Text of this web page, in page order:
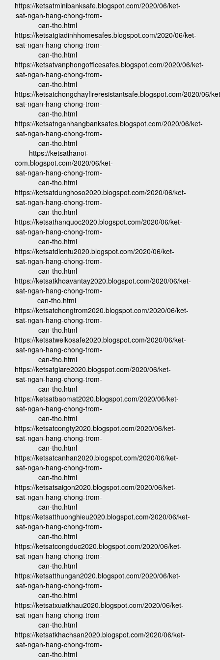
https://ketsatminibanksafe.blogspot.com/2020/06/ket-
sat-ngan-hang-chong-trom-
can-tho.html
https://ketsatgiadinhhomesafes.blogspot.com/2020/06/ket-
sat-ngan-hang-chong-trom-
can-tho.html
https://ketsatvanphongofficesafes.blogspot.com/2020/06/ket-
sat-ngan-hang-chong-trom-
can-tho.html
https://ketsatchongchayfireresistantsafe.blogspot.com/2020/06/
sat-ngan-hang-chong-trom-
can-tho.html
https://ketsatnganhangbanksafes.blogspot.com/2020/06/ket-
sat-ngan-hang-chong-trom-
can-tho.html
https://ketsathanoi-
com.blogspot.com/2020/06/ket-
sat-ngan-hang-chong-trom-
can-tho.html
https://ketsatdunghoso2020.blogspot.com/2020/06/ket-
sat-ngan-hang-chong-trom-
can-tho.html
https://ketsathanquoc2020.blogspot.com/2020/06/ket-
sat-ngan-hang-chong-trom-
can-tho.html
https://ketsatdientu2020.blogspot.com/2020/06/ket-
sat-ngan-hang-chong-trom-
can-tho.html
https://ketsatkhoavantay2020.blogspot.com/2020/06/ket-
sat-ngan-hang-chong-trom-
can-tho.html
https://ketsatchongtrom2020.blogspot.com/2020/06/ket-
sat-ngan-hang-chong-trom-
can-tho.html
https://ketsatwelkosafe2020.blogspot.com/2020/06/ket-
sat-ngan-hang-chong-trom-
can-tho.html
https://ketsatgiare2020.blogspot.com/2020/06/ket-
sat-ngan-hang-chong-trom-
can-tho.html
https://ketsatbaomat2020.blogspot.com/2020/06/ket-
sat-ngan-hang-chong-trom-
can-tho.html
https://ketsatcongty2020.blogspot.com/2020/06/ket-
sat-ngan-hang-chong-trom-
can-tho.html
https://ketsatcanhan2020.blogspot.com/2020/06/ket-
sat-ngan-hang-chong-trom-
can-tho.html
https://ketsatsaigon2020.blogspot.com/2020/06/ket-
sat-ngan-hang-chong-trom-
can-tho.html
https://ketsatthuonghieu2020.blogspot.com/2020/06/ket-
sat-ngan-hang-chong-trom-
can-tho.html
https://ketsatcongduc2020.blogspot.com/2020/06/ket-
sat-ngan-hang-chong-trom-
can-tho.html
https://ketsatthungan2020.blogspot.com/2020/06/ket-
sat-ngan-hang-chong-trom-
can-tho.html
https://ketsatxuatkhau2020.blogspot.com/2020/06/ket-
sat-ngan-hang-chong-trom-
can-tho.html
https://ketsatkhachsan2020.blogspot.com/2020/06/ket-
sat-ngan-hang-chong-trom-
can-tho.html